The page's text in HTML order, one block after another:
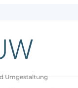
Umgestaltung